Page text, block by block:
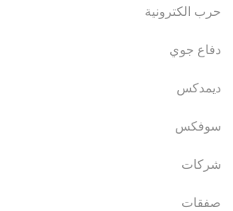
حرب الكترونية
دفاع جوي
ديمدكس
سوفكس
شركات
صفقات